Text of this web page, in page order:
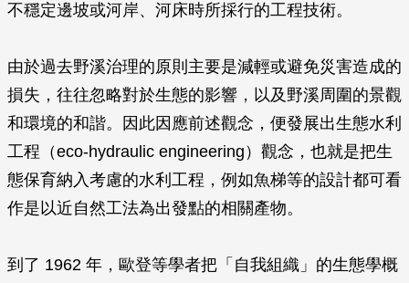
不穩定邊坡或河岸、河床時所採行的工程技術。
由於過去野溪治理的原則主要是減輕或避免災害造成的
損失，往往忽略對於生態的影響，以及野溪周圍的景觀
和環境的和諧。因此因應前述觀念，便發展出生態水利
工程（eco-hydraulic engineering）觀念，也就是把生
態保育納入考慮的水利工程，例如魚梯等的設計都可看
作是以近自然工法為出發點的相關產物。
到了 1962 年，歐登等學者把「自我組織」的生態學概